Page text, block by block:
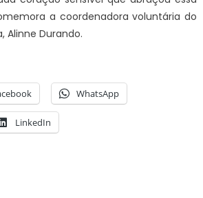
a coordenadora voluntária do
Alinne Durando.
WhatsApp
LinkedIn